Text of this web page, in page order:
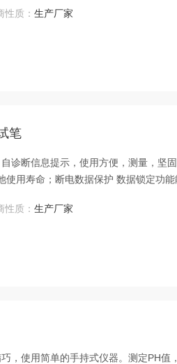
性质：生产厂家
笔
诊断信息提示，使用方便，测量，坚
用寿命；断电数据保护 数据锁定功能
性质：生产厂家
，使用简单的手持式仪器。测定PH值